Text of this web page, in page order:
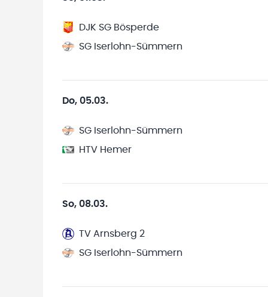
DJK SG Bösperde
SG Iserlohn-Sümmern
Do, 05.03.
SG Iserlohn-Sümmern
HTV Hemer
So, 08.03.
TV Arnsberg 2
SG Iserlohn-Sümmern